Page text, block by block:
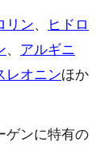
リン、
ヒドロ
、 アルギニ
レオニンほか
ゲンに特有の